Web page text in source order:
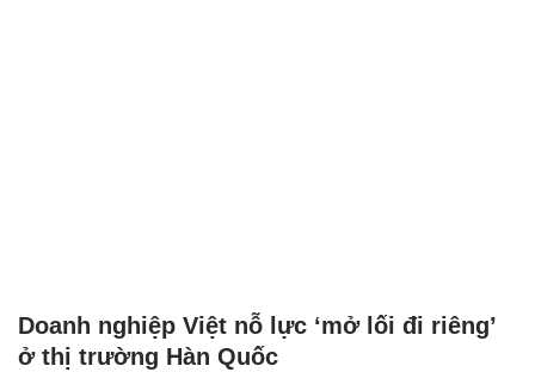
Doanh nghiệp Việt nỗ lực ‘mở lối đi riêng’
ở thị trường Hàn Quốc